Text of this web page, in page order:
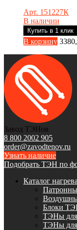
Арт. 151227К
В наличии
Купить в 1 клик
В корзину
Завод ТЭНов
8 800 2002 905
order@zavodtenov.ru
Узнать наличие
Подобрать ТЭН по
Каталог
Блоки
ТЭНы для
ТЭНы для